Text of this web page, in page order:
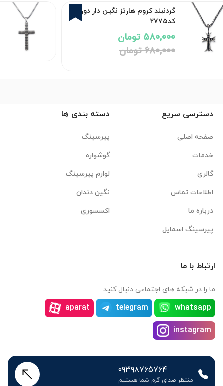
گردنبند کروم هارتز نگین دار دورو
کد۲۷۷۵
580,000 تومان
680,000 تومان
دسترسی سریع
صفحه اصلی
خدمات
گالری
اطلاعات تماس
درباره ما
پیرسینگ اسمایل
دسته بندی ها
پیرسینگ
گوشواره
لوازم پیرسینگ
نگین دندان
اکسسوری
ارتباط با ما
ما را در شبکه های اجتماعی دنبال کنید
whatsapp
telegram
aparat
instagram
۰۹۳۹۸۷۶۵۷۶۴
منتظر صدای گرم شما هستیم